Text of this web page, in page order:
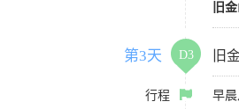
旧
第3天 D3 旧
行程
早